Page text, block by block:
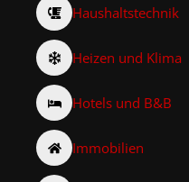
Haushaltstechnik
Heizen und Klima
Hotels und B&B
Immobilien